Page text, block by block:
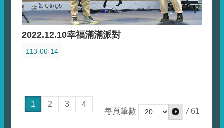
2022.12.10幸福滿滿派對
113-06-14
1 2 3
4
每頁筆數
/ 61